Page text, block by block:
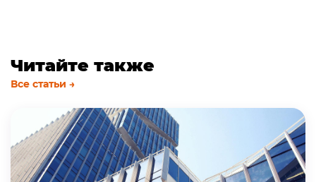
Читайте также
Все статьи →